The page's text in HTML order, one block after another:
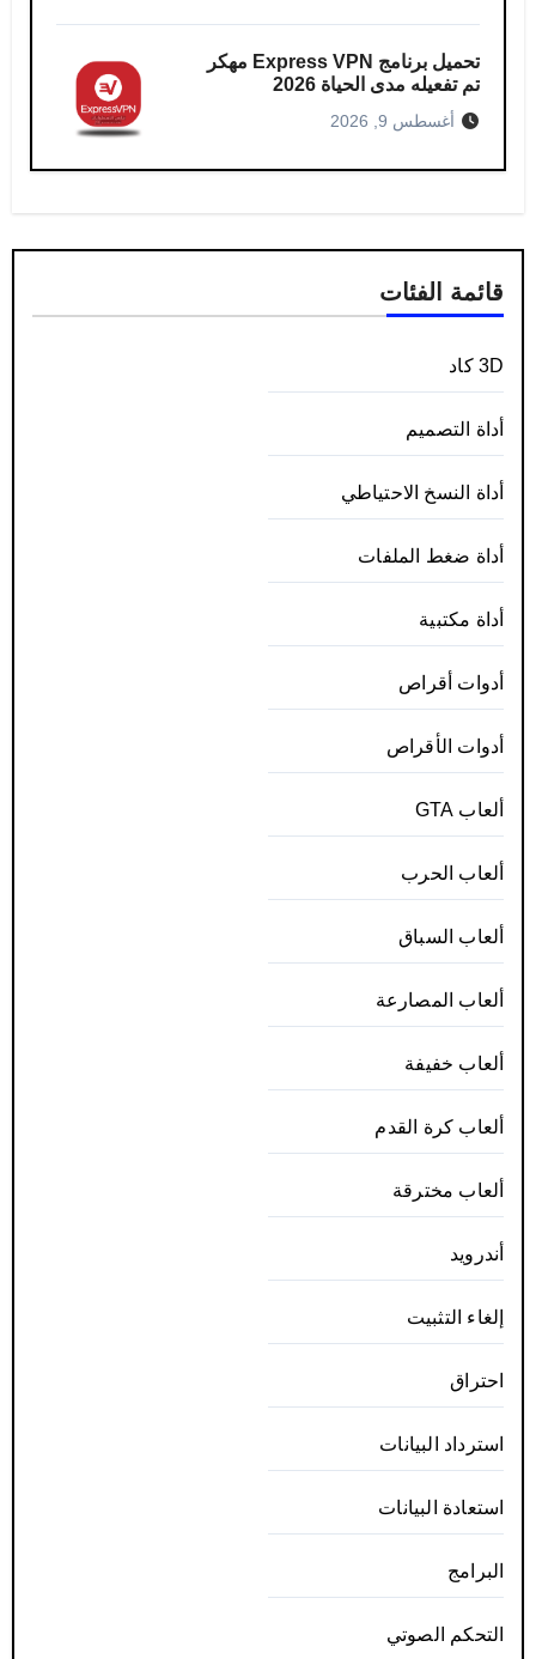
تحميل برنامج Express VPN مهكر​
تم تفعيله مدى الحياة 2026
أغسطس 9, 2026
قائمة الفئات
3D كاد
أداة التصميم
أداة النسخ الاحتياطي
أداة ضغط الملفات
أداة مكتبية
أدوات أقراص
أدوات الأقراص
ألعاب GTA
ألعاب الحرب
ألعاب السباق
ألعاب المصارعة
ألعاب خفيفة
ألعاب كرة القدم
ألعاب مخترقة
أندرويد
إلغاء التثبيت
احتراق
استرداد البيانات
استعادة البيانات
البرامج
التحكم الصوتي